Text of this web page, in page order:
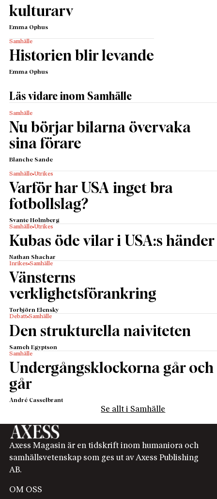
kulturarv
Emma Ophus
Samhälle
Historien blir levande
Emma Ophus
Läs vidare inom Samhälle
Samhälle
Nu börjar bilarna övervaka
sina förare
Blanche Sande
Samhälle Utrikes
Varför har USA inget bra
fotbollslag?
Svante Holmberg
Samhälle Utrikes
Kubas öde vilar i USA:s händer
Nathan Shachar
Inrikes Samhälle
Vänsterns
verklighetsförankring
Torbjörn Elensky
Debatt Samhälle
Den strukturella naiviteten
Sameh Egyptson
Samhälle
Undergångsklockorna går och
går
André Casselbrant
Se allt i Samhälle
Axess Magasin är en tidskrift inom humaniora och
samhällsvetenskap som ges ut av Axess Publishing
AB.
OM OSS